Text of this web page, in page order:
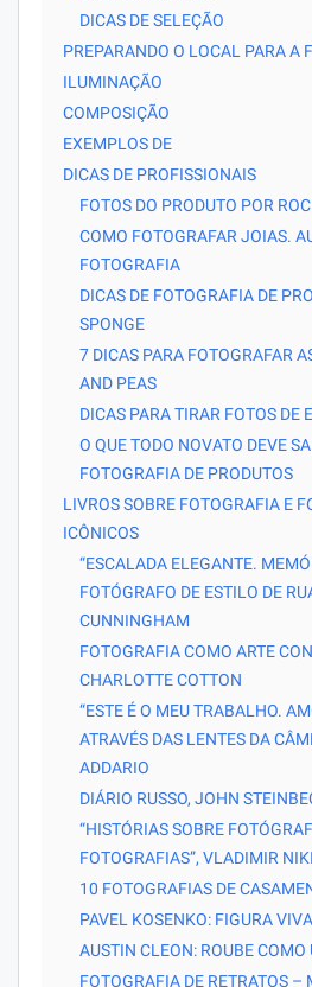
DICAS DE SELEÇÃO
PREPARANDO O LOCAL PARA A
ILUMINAÇÃO
COMPOSIÇÃO
EXEMPLOS DE
DICAS DE PROFISSIONAIS
FOTOS DO PRODUTO POR
COMO FOTOGRAFAR JOIAS.
FOTOGRAFIA
DICAS DE FOTOGRAFIA DE
SPONGE
7 DICAS PARA FOTOGRAFAR
AND PEAS
DICAS PARA TIRAR FOTOS DE
O QUE TODO NOVATO DEVE
FOTOGRAFIA DE PRODUTOS
LIVROS SOBRE FOTOGRAFIA E
ICÔNICOS
“ESCALADA ELEGANTE.
FOTÓGRAFO DE ESTILO DE
CUNNINGHAM
FOTOGRAFIA COMO ARTE
CHARLOTTE COTTON
“ESTE É O MEU TRABALHO.
ATRAVÉS DAS LENTES DA
ADDARIO
DIÁRIO RUSSO, JOHN
“HISTÓRIAS SOBRE
FOTOGRAFIAS”, VLADIMIR
10 FOTOGRAFIAS DE
PAVEL KOSENKO: FIGURA VIVA
AUSTIN CLEON: ROUBE COMO
FOTOGRAFIA DE RETRATOS –